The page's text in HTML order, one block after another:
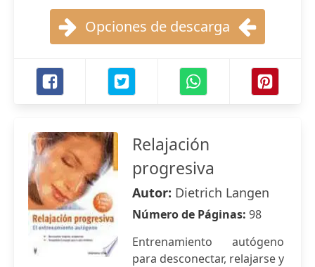
Opciones de descarga
Relajación
progresiva
Autor: Dietrich Langen
Número de Páginas: 98
Entrenamiento autógeno
para desconectar, relajarse y